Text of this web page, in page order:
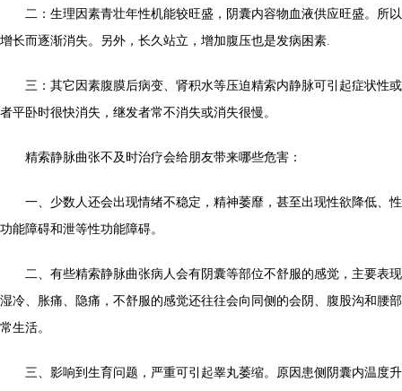
二：生理因素青壮年性机能较旺盛，阴囊内容物血液供应旺盛。所
增长而逐渐消失。另外，长久站立，增加腹压也是发病困素.
三：其它因素腹膜后病变、肾积水等压迫精索内静脉可引起症状性
者平卧时很快消失，继发者常不消失或消失很慢。
精索静脉曲张不及时治疗会给朋友带来哪些危害：
一、少数人还会出现情绪不稳定，精神萎靡，甚至出现性欲降低、
功能障碍和泄等性功能障碍。
二、有些精索静脉曲张病人会有阴囊等部位不舒服的感觉，主要表
湿冷、胀痛、隐痛，不舒服的感觉还往往会向同侧的会阴、腹股沟和腰
常生活。
三、影响到生育问题，严重可引起睾丸萎缩。原因患侧阴囊内温度